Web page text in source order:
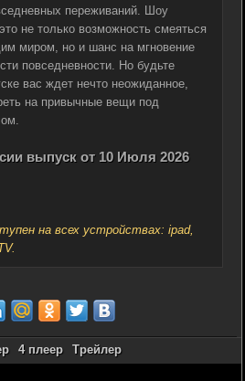
переживаний. Шоу
не только возможность смеяться
миром, но и шанс на мгновение
повседневности. Но будьте
вас ждет нечто неожиданное,
на привычные вещи под
выпуск от 10 Июля 2026
на всех устройствах: ipad,
4 плеер Трейлер